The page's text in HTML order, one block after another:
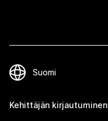
Kehittäjän kirjautuminen